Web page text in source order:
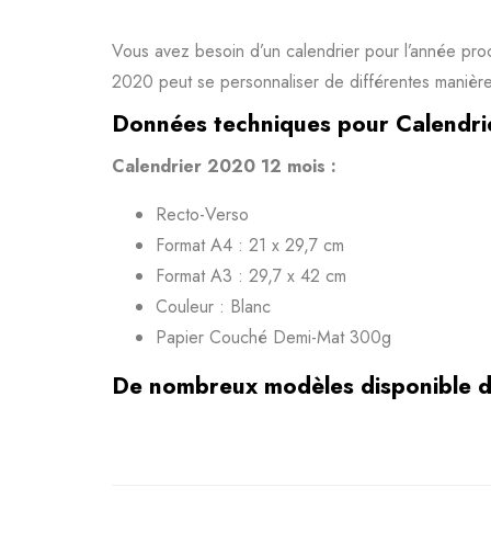
Vous avez besoin d’un calendrier pour l’année
2020 peut se personnaliser de différentes
Données techniques pour
Calendrier 2020 12 mois :
Recto-Verso
Format A4 : 21 x 29,7 cm
Format A3 : 29,7 x 42 cm
Couleur : Blanc
Papier Couché Demi-Mat 300g
De nombreux modèles disponible